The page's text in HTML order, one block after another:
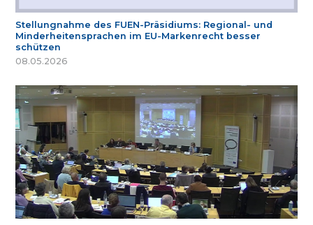
Stellungnahme des FUEN-Präsidiums: Regional- und
Minderheitensprachen im EU-Markenrecht besser
schützen
08.05.2026